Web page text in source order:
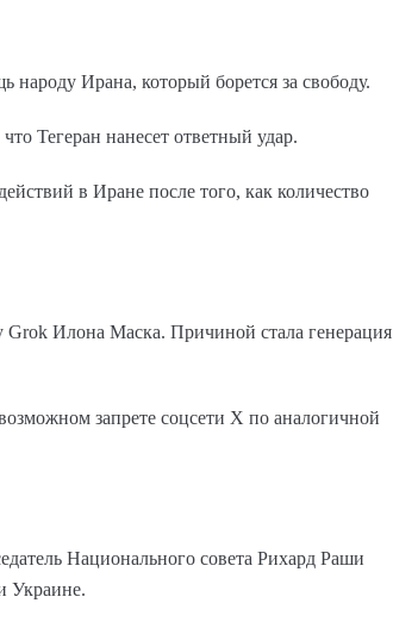
Ирана, который борется за свободу.
Тегеран нанесет ответный удар.
в Иране после того, как количество
Илона Маска. Причиной стала генерация
запрете соцсети Х по аналогичной
Национального совета Рихард Раши
Украине.